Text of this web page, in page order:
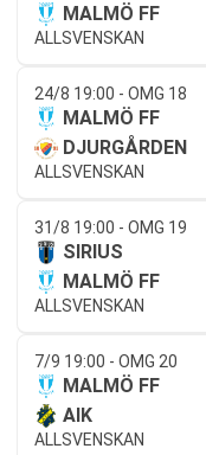
MALMÖ FF
ALLSVENSKAN
24/8 19:00 - OMG 18
MALMÖ FF
DJURGÅRDEN
ALLSVENSKAN
31/8 19:00 - OMG 19
SIRIUS
MALMÖ FF
ALLSVENSKAN
7/9 19:00 - OMG 20
MALMÖ FF
AIK
ALLSVENSKAN